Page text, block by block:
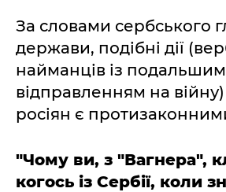
За словами сербського
держави, подібні дії
найманців із подальшим
відправленням на
росіян є
"Чому ви, з "Вагнера",
когось із Сербії, коли